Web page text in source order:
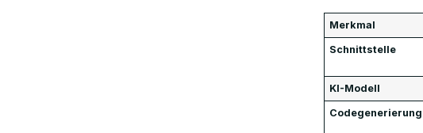
Merkmal
Schnittstelle
KI-Modell
Codegenerierung